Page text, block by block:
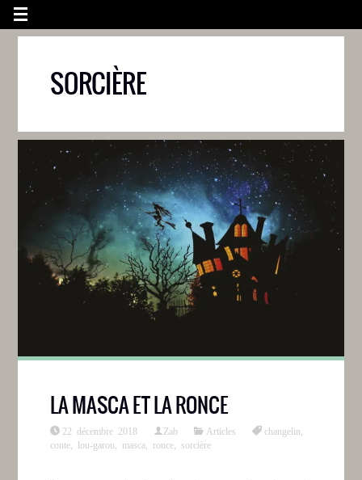
SORCIÈRE
LA MASCA ET LA RONCE
22 décembre 2018 Zab Articles changelin
conte
lou-garou masca ronce sorcière